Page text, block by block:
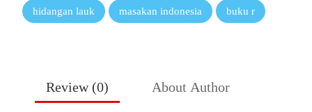
hidangan lauk masakan indonesia buku r
Review (0) About Author